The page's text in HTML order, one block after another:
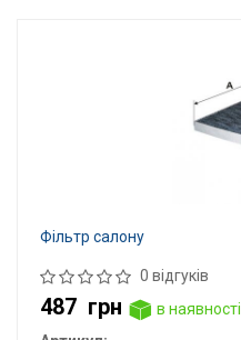
Фільтр салону
0 відгуків
487 грн
в наявності